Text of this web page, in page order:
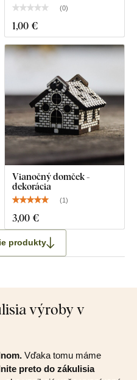
(0)
1,00 €
Vianočný domček -
dekorácia
(1)
3,00 €
produkty
výroby v
Vďaka tomu máme
preto do zákulisia